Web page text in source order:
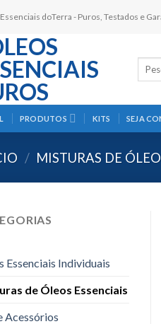
doTerra - Puros, Testados e
PRODUTOS KITS SEJA
/ MISTURAS DE
Essenciais Individuais
de Óleos Essenciais
Acessórios